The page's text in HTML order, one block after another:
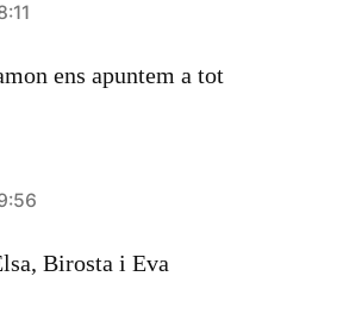
ens apuntem a tot
Birosta i Eva